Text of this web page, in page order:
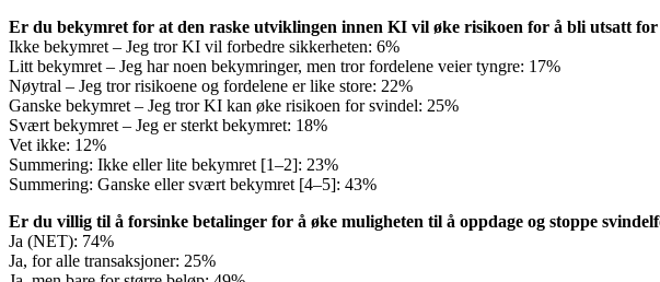
Er du bekymret for at den raske utviklingen innen KI vil øke risikoen for å bli utsatt for
Ikke bekymret – Jeg tror KI vil forbedre sikkerheten: 6%
Litt bekymret – Jeg har noen bekymringer, men tror fordelene veier tyngre: 17%
Nøytral – Jeg tror risikoene og fordelene er like store: 22%
Ganske bekymret – Jeg tror KI kan øke risikoen for svindel: 25%
Svært bekymret – Jeg er sterkt bekymret: 18%
Vet ikke: 12%
Summering: Ikke eller lite bekymret [1–2]: 23%
Summering: Ganske eller svært bekymret [4–5]: 43%
Er du villig til å forsinke betalinger for å øke muligheten til å oppdage og stoppe
Ja (NET): 74%
Ja, for alle transaksjoner: 25%